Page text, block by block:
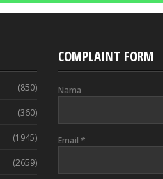
(850)
(360)
(1945)
(2659)
COMPLAINT FORM
Nama
Email *